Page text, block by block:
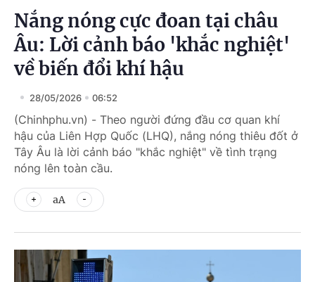
Nắng nóng cực đoan tại châu
Âu: Lời cảnh báo 'khắc nghiệt'
về biến đổi khí hậu
28/05/2026 06:52
(Chinhphu.vn) - Theo người đứng đầu cơ quan khí
hậu của Liên Hợp Quốc (LHQ), nắng nóng thiêu đốt ở
Tây Âu là lời cảnh báo "khắc nghiệt" về tình trạng
nóng lên toàn cầu.
aA